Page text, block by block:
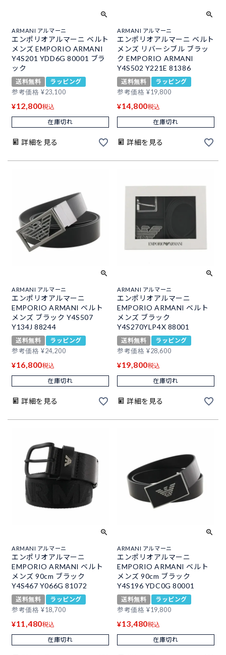
ARMANI アルマーニ
エンポリオアルマーニ ベルト
メンズ EMPORIO ARMANI
Y4S201 YDD6G 80001 ブラ
ック
送料無料
ラッピング
参考価格 ¥23,100
¥12,800税込
在庫切れ
詳細を見る
ARMANI アルマーニ
エンポリオアルマーニ ベルト
メンズ リバーシブル ブラッ
ク EMPORIO ARMANI
Y4S502 Y221E 81386
送料無料
ラッピング
参考価格 ¥19,800
¥14,800税込
在庫切れ
詳細を見る
ARMANI アルマーニ
エンポリオアルマーニ
EMPORIO ARMANI ベルト
メンズ ブラック Y4S507
Y134J 88244
送料無料
ラッピング
参考価格 ¥24,200
¥16,800税込
在庫切れ
詳細を見る
ARMANI アルマーニ
エンポリオアルマーニ
EMPORIO ARMANI ベルト
メンズ ブラック
Y4S270YLP4X 88001
送料無料
ラッピング
参考価格 ¥28,600
¥19,800税込
在庫切れ
詳細を見る
ARMANI アルマーニ
エンポリオアルマーニ
EMPORIO ARMANI ベルト
メンズ 90cm ブラック
Y4S467 Y066G 81072
送料無料
ラッピング
参考価格 ¥18,700
¥11,480税込
在庫切れ
ARMANI アルマーニ
エンポリオアルマーニ
EMPORIO ARMANI ベルト
メンズ 90cm ブラック
Y4S196 YDC0G 80001
送料無料
ラッピング
参考価格 ¥19,800
¥13,480税込
在庫切れ